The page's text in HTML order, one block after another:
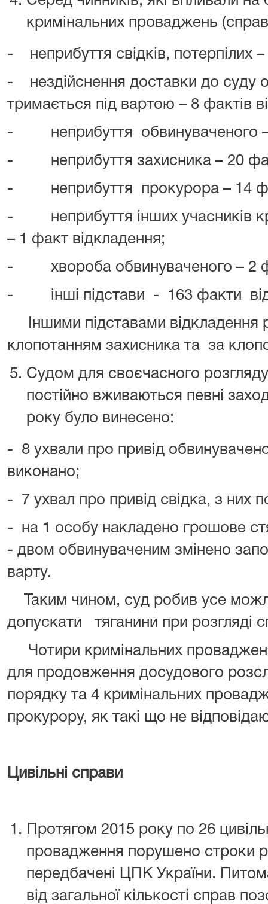
кримінальних проваджень
-
неприбуття свідків, потерпілих
-
нездійснення доставки до суду
тримається під вартою – 8 фактів
-
неприбуття
обвинуваченого
-
неприбуття захисника – 20
-
неприбуття
прокурора – 14
-
неприбуття інших учасників
– 1 факт відкладення;
-
хвороба обвинуваченого – 2
-
інші підстави - 163 факти
Іншими підставами відкладення
клопотанням захисника та
за
Судом для своєчасного
постійно вживаються певні
року було винесено:
-
8 ухвали про привід
виконано;
-
7 ухвал про привід свідка, з них
-
на 1 особу накладено грошове
- двом обвинуваченим змінено
варту.
Таким чином, суд робив усе
допускати
тяганини при розгляді
Чотири кримінальних
для продовження досудового
порядку та 4 кримінальних
прокурору, як такі що не
Цивільні справи
Протягом 2015 року по 26
провадження порушено строки
передбачені ЦПК України.
від загальної кількості справ